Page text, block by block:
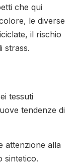
che qui
le diverse
il rischio
strass.
tessuti
tendenze di
attenzione alla
sintetico.